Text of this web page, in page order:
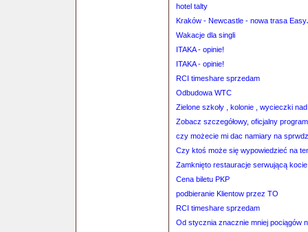
hotel talty
Kraków - Newcastle - nowa trasa
Wakacje dla singli
ITAKA - opinie!
ITAKA - opinie!
RCI timeshare sprzedam
Odbudowa WTC
Zielone szkoły , kolonie , wycieczki
Zobacz szczegółowy, oficjalny
czy możecie mi dac namiary na
Czy ktoś może się wypowiedzieć na
Zamknięto restauracje serwującą
Cena biletu PKP
podbieranie Klientow przez TO
RCI timeshare sprzedam
Od stycznia znacznie mniej pociągów